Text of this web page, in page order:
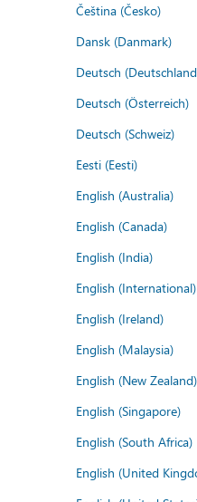
Čeština (Česko)
Dansk (Danmark)
Deutsch
Deutsch (Österreich)
Deutsch (Schweiz)
Eesti (Eesti)
English (Australia)
English (Canada)
English (India)
English (International)
English (Ireland)
English (Malaysia)
English (New Zealand)
English (Singapore)
English (South Africa)
English (United